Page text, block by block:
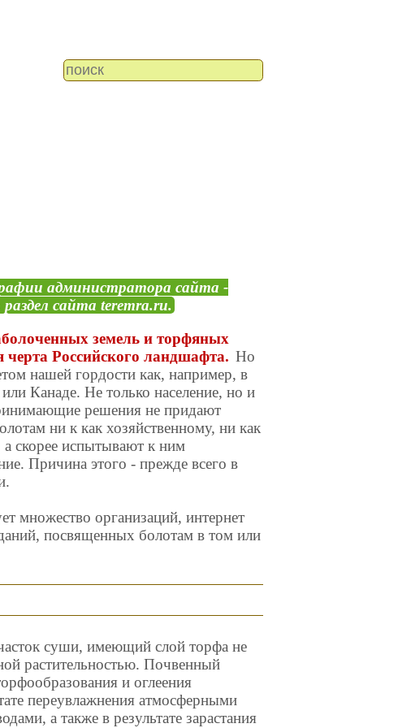
администратора сайта -
сайта teremra.ru.
земель и торфяных
черта Российского ландшафта. Но
нашей гордости как, например, в
Канаде. Не только население, но и
решения не придают
ни к как хозяйственному, ни как
а скорее испытывают к ним
Причина этого - прежде всего в
множество организаций, интернет
посвященных болотам в том или
суши, имеющий слой торфа не
растительностью. Почвенный
и оглеения
переувлажнения атмосферными
а также в результате зарастания